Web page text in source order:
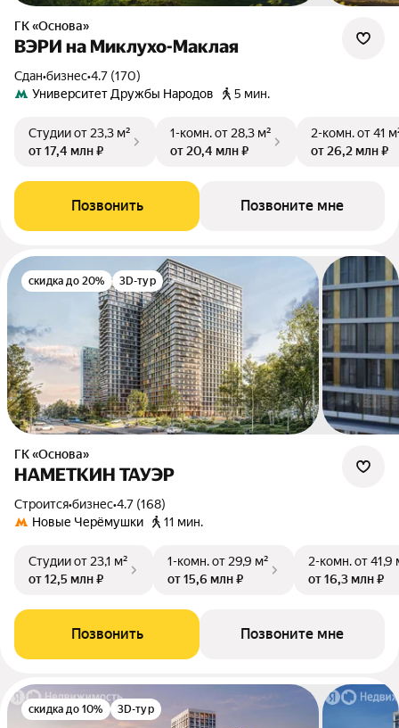
ГК «Основа»
ВЭРИ на Миклухо-Маклая
Сдан•бизнес•4.7 (170)
Университет Дружбы Народов
5 мин.
Студииот 23,3 м²
от 17,4 млн ₽
1-комн.от 28,3 м²
от 20,4 млн ₽
2-комн.от 41
от 26,2 млн ₽
Позвонить Позвоните мне
скидка до 20% 3D-тур
ГК «Основа»
НАМЕТКИН ТАУЭР
Строится•бизнес•4.7 (168)
Новые Черёмушки
11 мин.
Студииот 23,1 м²
от 12,5 млн ₽
1-комн.от 29,9 м²
от 15,6 млн ₽
2-комн.от 41,9
от 16,3 млн ₽
Позвонить Позвоните мне
скидка до 10% 3D-тур